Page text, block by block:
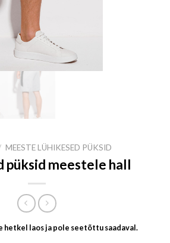
MEESTE LÜHIKESED PÜKSID
püksid meestele hall
hetkel laos ja pole seetõttu saadaval.